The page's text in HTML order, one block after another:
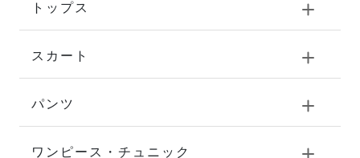
トップス
スカート
パンツ
ワンピース・チュニック